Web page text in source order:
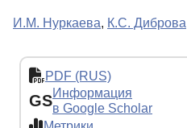
И.М. Нуркаева, К.С. Диброва
PDF (RUS)
GSИнформация
в Google Scholar